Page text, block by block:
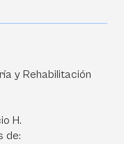
y Rehabilitación
H.
de: